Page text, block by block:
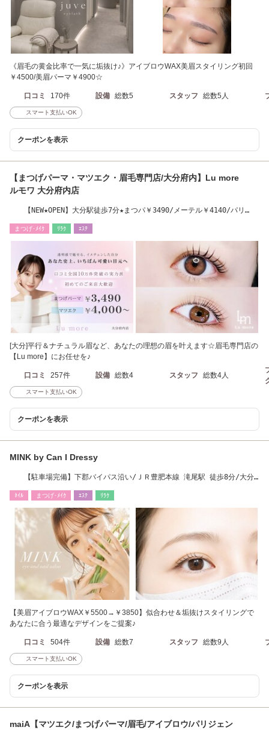
《眉毛の黄金比率で一気に垢抜け♪》アイブロウWAX美眉スタイリング初回
￥4500/美眉パーマ￥4900☆
口コミ 170件 設備 総数5 スタッフ 総数5人
スマート支払いOK
クーポンを表示
【まつげパーマ・マツエク・眉毛専門店/大分府内】Lu more
ルモワ 大分府内店
【NEW★OPEN】大分駅徒歩7分★まつパ￥3490/メーテル￥4140/パリ
まつげ･ﾒｲｸ ﾘﾗｸ ｴｽﾃ
[大分]平行＆ナチュラル眉など、あなたの理想の眉を叶えます☆眉毛専門店の
【Lu more】にお任せを♪
口コミ 257件 設備 総数4 スタッフ 総数4人
スマート支払いOK
クーポンを表示
MINK by Can I Dressy
【駐車場完備】下郡バイパス沿い/ＪＲ豊肥本線 滝尾駅 徒歩8分/大分
ﾈｲﾙ まつげ･ﾒｲｸ ｴｽﾃ ﾘﾗｸ
【美眉アイブロウWAX￥5500→￥3850】似合わせ＆垢抜けスタイリングで
あなたに合う最適なデザインをご提案♪
口コミ 504件 設備 総数7 スタッフ 総数9人
スマート支払いOK
クーポンを表示
maiA【マツエク/まつげパーマ/眉毛/アイブロウ/パリジェン